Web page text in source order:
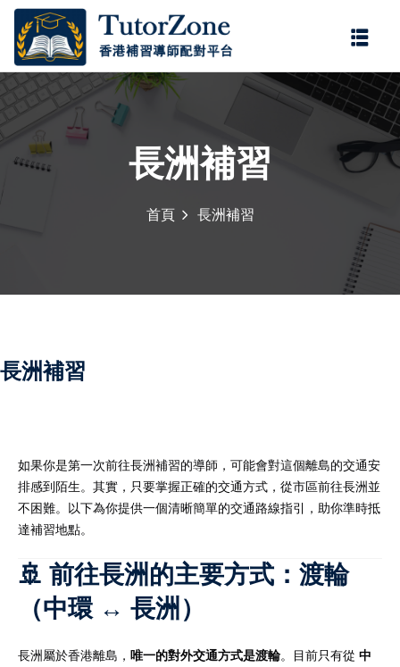
長洲補習
首頁 長洲補習
長洲補習
如果你是第一次前往長洲補習的導師，可能會對這個離島的交通安
排感到陌生。其實，只要掌握正確的交通方式，從市區前往長洲並
不困難。以下為你提供一個清晰簡單的交通路線指引，助你準時抵
達補習地點。
🚢 前往長洲的主要方式：渡輪
（中環 ↔ 長洲）
長洲屬於香港離島， 唯一的對外交通方式是渡輪。目前只有從 中
登錄